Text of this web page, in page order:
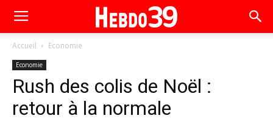
Accueil Economie
Economie
Rush des colis de Noël :
retour à la normale